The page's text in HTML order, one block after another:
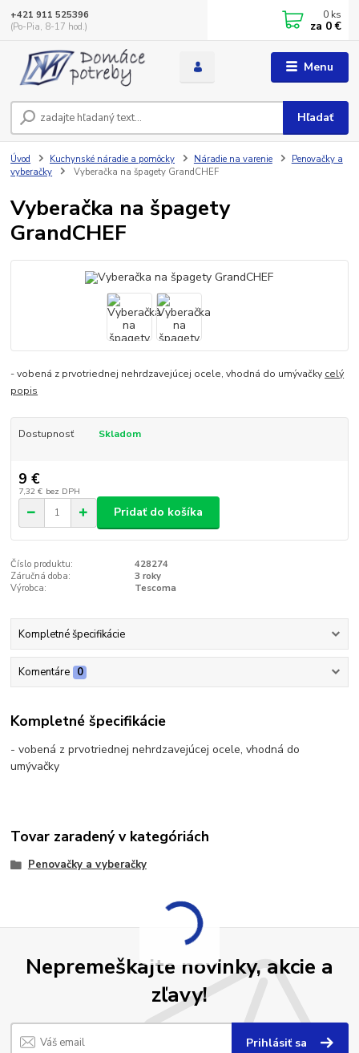
Menu
Hľadať
+421 911 525396
(Po-Pia, 8-17 hod.)
0 ks
za 0 €
Úvod Kuchynské náradie a pomôcky Náradie na varenie
Penovačky a
vyberačky
Vyberačka na špagety GrandCHEF
Vyberačka na špagety
GrandCHEF
- vobená z prvotriednej nehrdzavejúcej ocele, vhodná do umývačky celý
popis
Dostupnosť Skladom
9 €
7,32 € bez DPH
Pridať do košíka
Číslo produktu:
428274
Záručná doba:
3 roky
Výrobca:
Tescoma
Kompletné špecifikácie
Komentáre 0
Kompletné špecifikácie
- vobená z prvotriednej nehrdzavejúcej ocele, vhodná do
umývačky
Tovar zaradený v kategóriách
Penovačky a vyberačky
Nepremeškajte novinky, akcie a
zľavy!
Prihlásiť sa